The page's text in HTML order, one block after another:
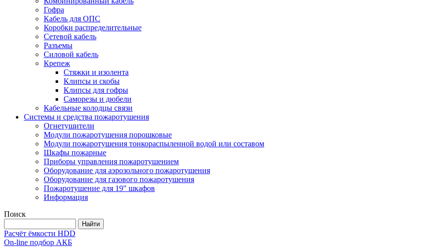
Гофра
Кабель для ОПС
Коробки распределительные
Сетевой кабель
Разъемы
Силовой кабель
Крепеж
Стяжки и изолента
Клипсы и скобы
Клипсы для гофры
Саморезы и дюбели
Кабельные колодцы связи
Системы и средства пожаротушения
Огнетушители
Модули пожаротушения порошковые
Модули пожаротушения тонкораспыленной водой или составом
Шкафы пожарные
Приборы управления пожаротушением
Оборудование для аэрозольного пожаротушения
Оборудование для газового пожаротушения
Пожаротушение для 19" шкафов
Информация
Поиск
Расчёт ёмкости HDD
On-line подбор АКБ